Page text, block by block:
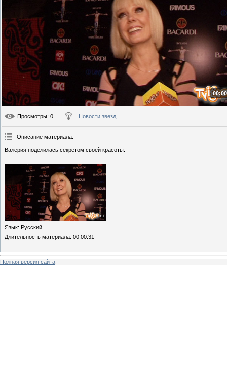
Просмотры: 0 Новости звезд
Описание материала:
Валерия поделилась секретом своей красоты.
Язык: Русский
Длительность материала: 00:00:31
Полная версия сайта